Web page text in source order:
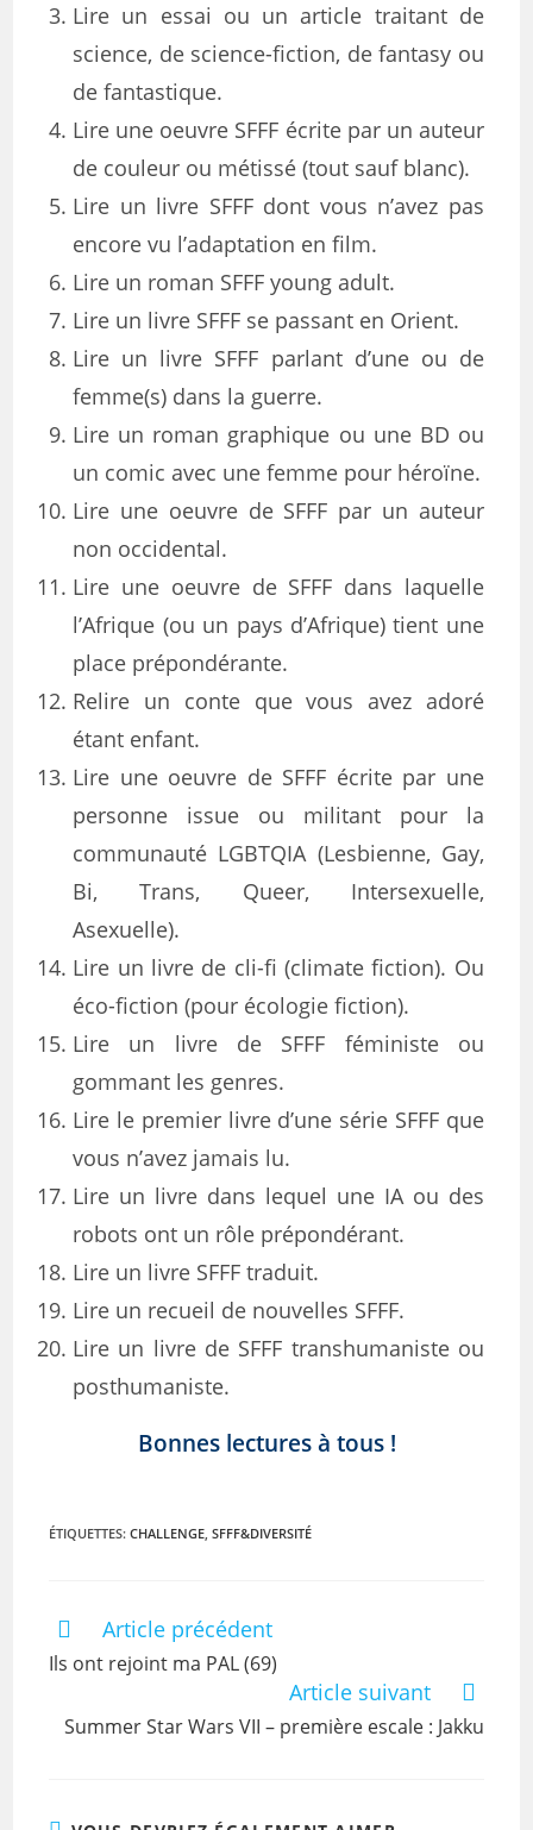
Lire un essai ou un article traitant de
science, de science-fiction, de fantasy ou
de fantastique.
Lire une oeuvre SFFF écrite par un auteur
de couleur ou métissé (tout sauf blanc).
Lire un livre SFFF dont vous n’avez pas
encore vu l’adaptation en film.
Lire un roman SFFF young adult.
Lire un livre SFFF se passant en Orient.
Lire un livre SFFF parlant d’une ou de
femme(s) dans la guerre.
Lire un roman graphique ou une BD ou
un comic avec une femme pour héroïne.
Lire une oeuvre de SFFF par un auteur
non occidental.
Lire une oeuvre de SFFF dans laquelle
l’Afrique (ou un pays d’Afrique) tient une
place prépondérante.
Relire un conte que vous avez adoré
étant enfant.
Lire une oeuvre de SFFF écrite par une
personne issue ou militant pour la
communauté LGBTQIA (Lesbienne, Gay,
Bi, Trans, Queer, Intersexuelle,
Asexuelle).
Lire un livre de cli-fi (climate fiction). Ou
éco-fiction (pour écologie fiction).
Lire un livre de SFFF féministe ou
gommant les genres.
Lire le premier livre d’une série SFFF que
vous n’avez jamais lu.
Lire un livre dans lequel une IA ou des
robots ont un rôle prépondérant.
Lire un livre SFFF traduit.
Lire un recueil de nouvelles SFFF.
Lire un livre de SFFF transhumaniste ou
posthumaniste.
Bonnes lectures à tous !
ÉTIQUETTES:CHALLENGE, SFFF&DIVERSITÉ
Article précédent
Ils ont rejoint ma PAL (69)
Article suivant
Summer Star Wars VII – première escale : Jakku